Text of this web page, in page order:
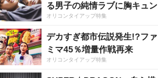
る男子の純情ラブに胸キュン
オリコンタイアップ特集
デカすぎ都市伝説発生!?ファ
ミマ45％増量作戦再来
オリコンタイアップ特集